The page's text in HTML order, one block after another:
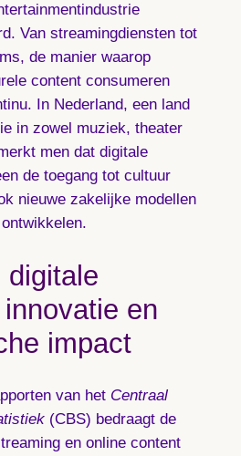
Van streamingdiensten tot
de manier waarop
content consumeren
In Nederland, een land
in zowel muziek, theater
men dat digitale
de toegang tot cultuur
nieuwe zakelijke modellen
digitale
en
impact
van het Centraal
(CBS) bedraagt de
en online content